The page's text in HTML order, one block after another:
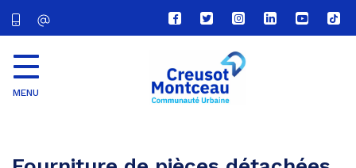
Lien
vers
compte
Facebook
Lien
vers
compte
Twitter
Lien
vers
le
compte
Lien
vers
Lien
vers
Lien
vers
MENU